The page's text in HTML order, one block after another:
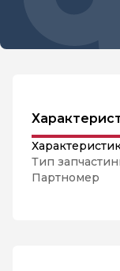
Тип
Партномер